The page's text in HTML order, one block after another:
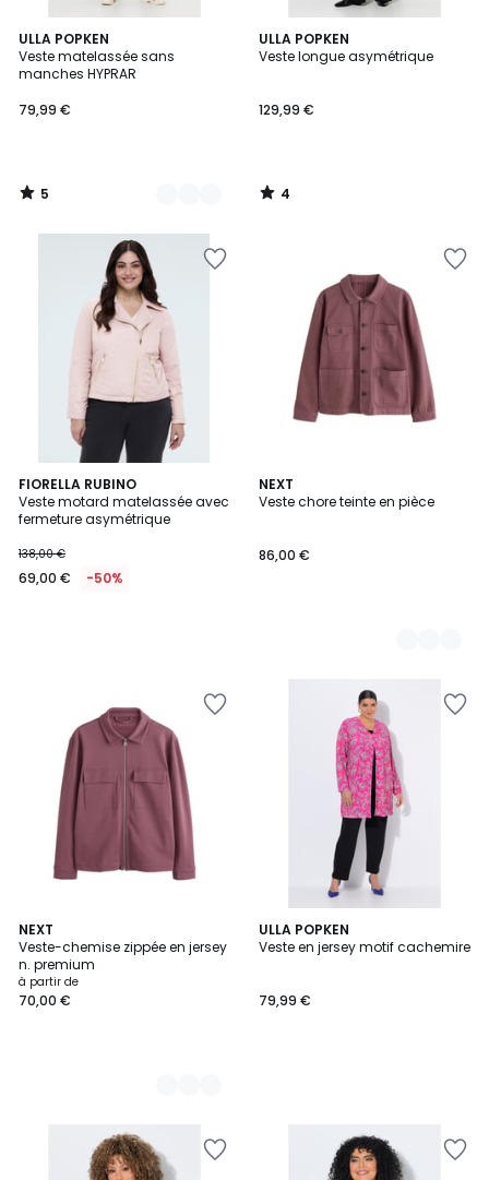
ULLA POPKEN
Veste matelassée sans
manches HYPRAR
79,99 €
5
/
5
2
Couleurs
5
/
ULLA POPKEN
Veste longue asymétrique
129,99 €
4
/
4
/
FIORELLA RUBINO
Veste motard matelassée avec
fermeture asymétrique
138,00 €
69,00 € -50%
NEXT
Veste chore teinte en pièce
86,00 €
3
Couleurs
NEXT
Veste-chemise zippée en jersey
n. premium
à partir de
70,00 €
6
Couleurs
ULLA POPKEN
Veste en jersey motif cachemire
79,99 €